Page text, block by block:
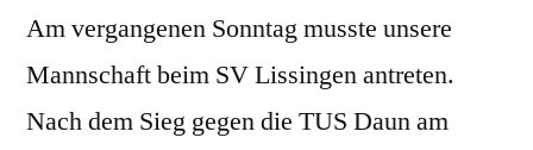
Am vergangenen Sonntag musste unsere
Mannschaft beim SV Lissingen antreten.
Nach dem Sieg gegen die TUS Daun am